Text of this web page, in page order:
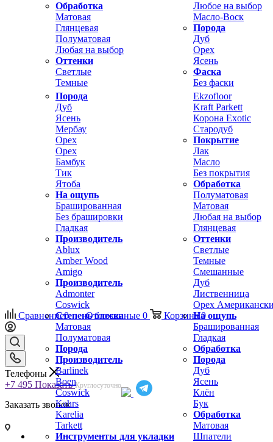
Обработка
Матовая
Глянцевая
Полуматовая
Любая на выбор
Оттенки
Светлые
Темные
Любое на выбор
Масло-Воск
Порода
Дуб
Орех
Ясень
Фаска
Без фаски
Порода
Дуб
Ясень
Мербау
Орех
Орех
Бамбук
Тик
Ятоба
На ощупь
Брашированная
Без брашировки
Гладкая
Производитель
Ablux
Amber Wood
Amigo
Ekzofloor
Kraft Parkett
Корона Exotic
Стародуб
Покрытие
Лак
Масло
Без покрытия
Обработка
Полуматовая
Матовая
Любая на выбор
Глянцевая
Оттенки
Светлые
Темные
Смешанные
Производитель
Admonter
Coswick
Степень блеска
Матовая
Полуматовая
Порода
Дуб
Лиственница
Орех
На ощупь
Брашированная
Гладкая
Обработка
Производитель
Barlinek
Boen
Coswick
Kahrs
Karelia
Tarkett
Порода
Дуб
Ясень
Клён
Бук
Обработка
Матовая
Инструменты для укладки
Шпатели
Сравнение0 Отложенные 0 Корзина 0
Телефоны
+7 495 Показать Круглосуточно
Заказать звонок